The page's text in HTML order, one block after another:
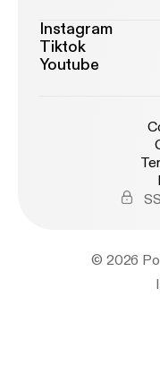
Instagram
Tiktok
Youtube
© 2026